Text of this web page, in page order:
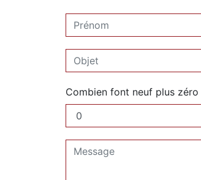
Combien font neuf plus zéro